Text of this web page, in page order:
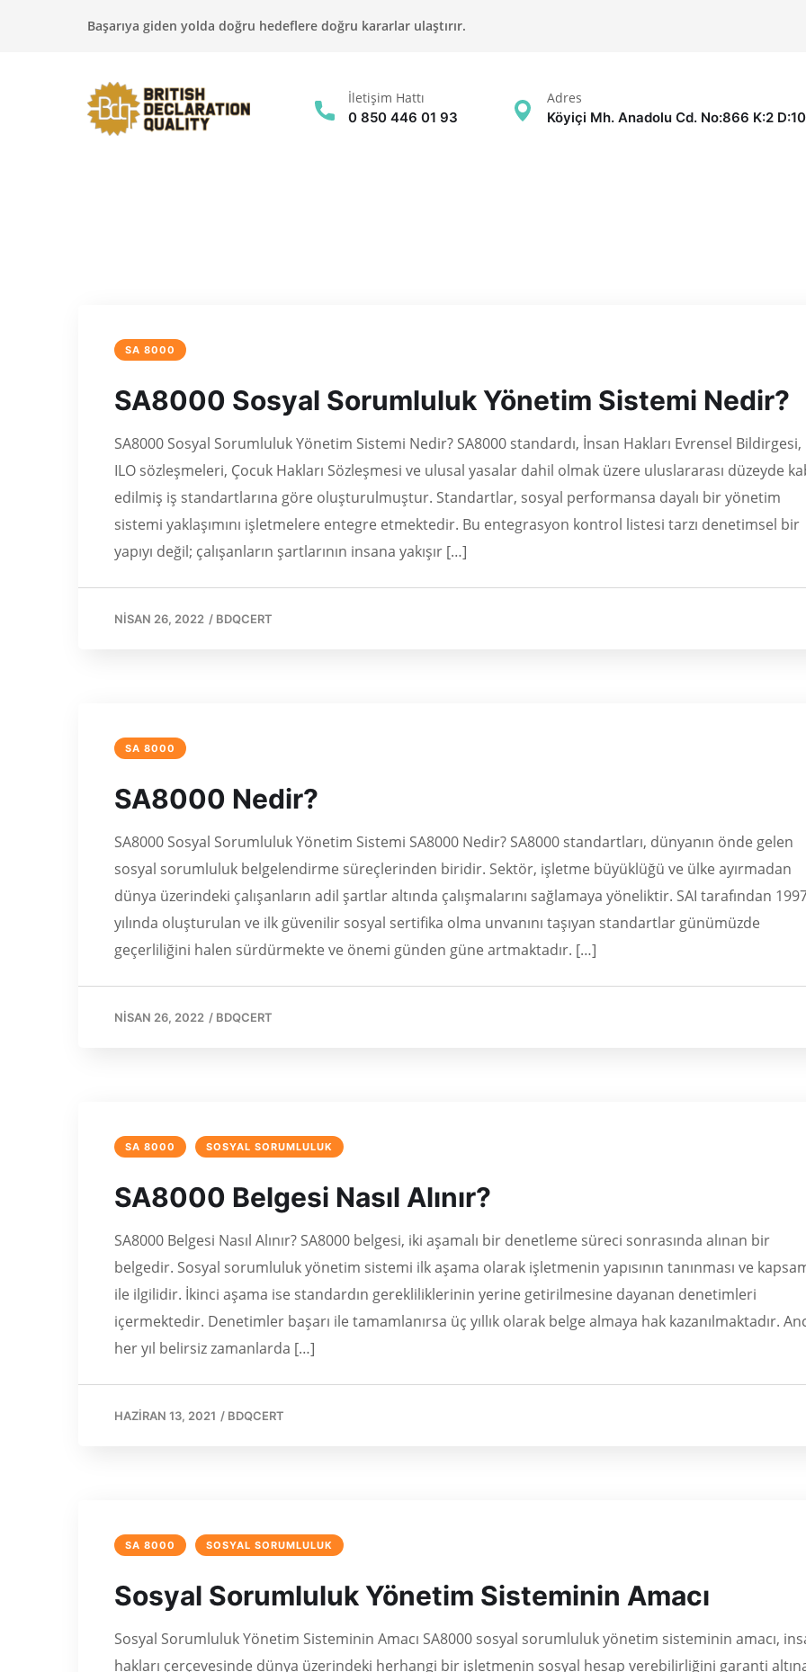
Başarıya giden yolda doğru hedeflere doğru kararlar ulaştırır.
İletişim Hattı
0 850 446 01 93
Adres
Köyiçi Mh. Anadolu Cd. No:866 K:2
SA 8000
SA8000 Sosyal Sorumluluk Yönetim Sistemi Nedir?
SA8000 Sosyal Sorumluluk Yönetim Sistemi Nedir? SA8000 standardı, İnsan Hakları Evrensel Bildirgesi,
ILO sözleşmeleri, Çocuk Hakları Sözleşmesi ve ulusal yasalar dahil olmak üzere uluslararası düzeyde
edilmiş iş standartlarına göre oluşturulmuştur. Standartlar, sosyal performansa dayalı bir yönetim
sistemi yaklaşımını işletmelere entegre etmektedir. Bu entegrasyon kontrol listesi tarzı denetimsel bir
yapıyı değil; çalışanların şartlarının insana yakışır […]
NISAN 26, 2022 / BDQCERT
SA 8000
SA8000 Nedir?
SA8000 Sosyal Sorumluluk Yönetim Sistemi SA8000 Nedir? SA8000 standartları, dünyanın önde gelen
sosyal sorumluluk belgelendirme süreçlerinden biridir. Sektör, işletme büyüklüğü ve ülke ayırmadan
dünya üzerindeki çalışanların adil şartlar altında çalışmalarını sağlamaya yöneliktir. SAI tarafından
yılında oluşturulan ve ilk güvenilir sosyal sertifika olma unvanını taşıyan standartlar günümüzde
geçerliliğini halen sürdürmekte ve önemi günden güne artmaktadır. […]
NISAN 26, 2022 / BDQCERT
SA 8000 SOSYAL SORUMLULUK
SA8000 Belgesi Nasıl Alınır?
SA8000 Belgesi Nasıl Alınır? SA8000 belgesi, iki aşamalı bir denetleme süreci sonrasında alınan bir
belgedir. Sosyal sorumluluk yönetim sistemi ilk aşama olarak işletmenin yapısının tanınması ve
ile ilgilidir. İkinci aşama ise standardın gerekliliklerinin yerine getirilmesine dayanan denetimleri
içermektedir. Denetimler başarı ile tamamlanırsa üç yıllık olarak belge almaya hak kazanılmaktadır.
her yıl belirsiz zamanlarda […]
HAZIRAN 13, 2021 / BDQCERT
SA 8000 SOSYAL SORUMLULUK
Sosyal Sorumluluk Yönetim Sisteminin Amacı
Sosyal Sorumluluk Yönetim Sisteminin Amacı SA8000 sosyal sorumluluk yönetim sisteminin amacı,
hakları çerçevesinde dünya üzerindeki herhangi bir işletmenin sosyal hesap verebilirliğini garanti